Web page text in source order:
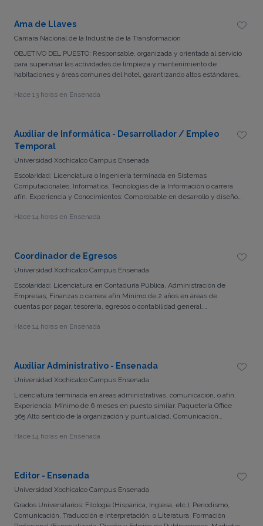
Ama de Llaves
Cámara Nacional de la Industria de la Transformación
OBJETIVO DEL PUESTO: Responsable, organizada y orientada al servicio
para supervisar las actividades de limpieza y mantenimiento de
habitaciones y áreas comunes del hotel, garantizando altos estándares
de 2 años en puestos similares dentro de hoteles. Experiencia en
Disponibilidad de horario, incluyendo fines de semana y días festivos.
Manejo básico de herramientas informáticas y elaboración de reportes.
Liderazgo. Organización y planificación. Comunicación efectiva. Trabajo
resultados.
Hace 13 horas en Ensenada
Auxiliar de Informática - Desarrollador / Empleo
Temporal
Universidad Xochicalco Campus Ensenada
Escolaridad: Licenciatura o Ingeniería terminada en Sistemas
Computacionales, Informática, Tecnologías de la Información o carrera
afín. Experiencia y Conocimientos: Comprobable en desarrollo y diseño
WordPress o frameworks de desarrollo).
Hace 14 horas en Ensenada
Coordinador de Egresos
Universidad Xochicalco Campus Ensenada
Escolaridad: Licenciatura en Contaduría Pública, Administración de
Empresas, Finanzas o carrera afín Mínimo de 2 años en áreas de
cuentas por pagar, tesorería, egresos o contabilidad general.
analítica, atención al detalle y comunicación asertiva
Hace 14 horas en Ensenada
Auxiliar Administrativo - Ensenada
Universidad Xochicalco Campus Ensenada
Licenciatura terminada en áreas administrativas, comunicación, o afín.
Experiencia: Mínimo de 6 meses en puesto similar. Paquetería Office
365 Alto sentido de la organización y puntualidad. Comunicación
Hace 14 horas en Ensenada
Editor - Ensenada
Universidad Xochicalco Campus Ensenada
Grados Universitarios: Filología (Hispánica, Inglesa, etc.), Periodismo,
Comunicación, Traducción e Interpretación, o Literatura. Formación